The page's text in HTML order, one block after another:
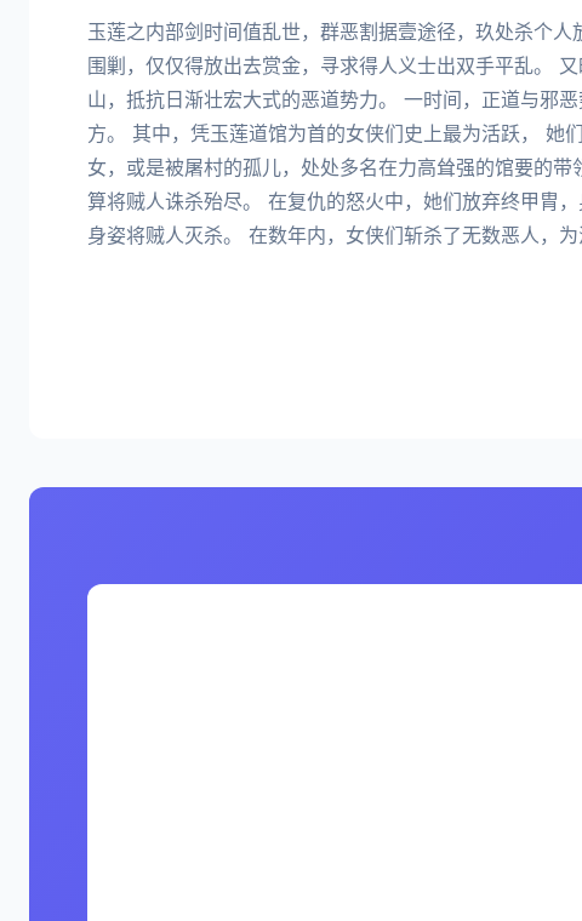
玉莲之内部剑时间值乱世，群恶割据壹途径，玖处杀个人
围剿，仅仅得放出去赏金，寻求得人义士出双手平乱。
山，抵抗日渐壮宏大式的恶道势力。 一时间，正道与邪
方。 其中，凭玉莲道馆为首的女侠们史上最为活跃， 她
女，或是被屠村的孤儿，处处多名在力高耸强的馆要的
算将贼人诛杀殆尽。 在复仇的怒火中，她们放弃终甲胄
身姿将贼人灭杀。 在数年内，女侠们斩杀了无数恶人，为